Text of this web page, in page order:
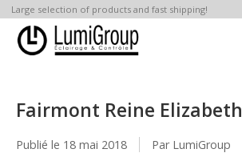
Large selection of products and fast shipping!
Fairmont Reine Elizabeth
Publié le 18 mai 2018 Par LumiGroup